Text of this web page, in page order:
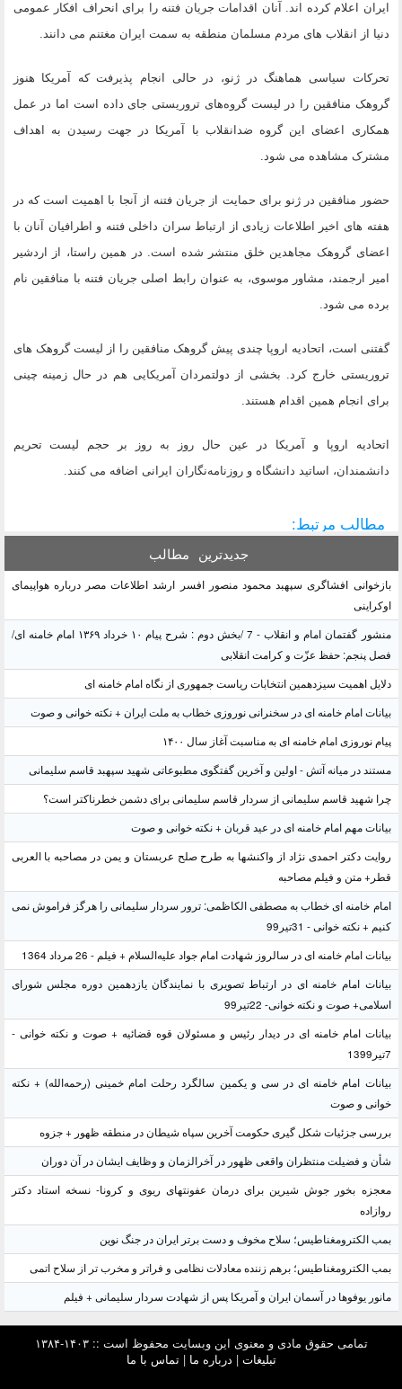
ایران اعلام کرده اند. آنان اقدامات جریان فتنه را برای انحراف افکار عمومی
دنیا از انقلاب های مردم مسلمان منطقه به سمت ایران مغتنم می دانند.
تحرکات سیاسی هماهنگ در ژنو، در حالی انجام پذیرفت که آمریکا هنوز
گروهک منافقین را در لیست گروه‌های تروریستی جای داده است اما در عمل
همکاری اعضای این گروه ضدانقلاب با آمریکا در جهت رسیدن به اهداف
مشترک مشاهده می شود.
حضور منافقین در ژنو برای حمایت از جریان فتنه از آنجا با اهمیت است که در
هفته های اخیر اطلاعات زیادی از ارتباط سران داخلی فتنه و اطرافیان آنان با
اعضای گروهک مجاهدین خلق منتشر شده است. در همین راستا، از اردشیر
امیر ارجمند، مشاور موسوی، به عنوان رابط اصلی جریان فتنه با منافقین نام
برده می شود.
گفتنی است، اتحادیه اروپا چندی پیش گروهک منافقین را از لیست گروهک های
تروریستی خارج کرد. بخشی از دولتمردان آمریکایی هم در حال زمینه چینی
برای انجام همین اقدام هستند.
اتحادیه اروپا و آمریکا در عین حال روز به روز بر حجم لیست تحریم
دانشمندان، اساتید دانشگاه و روزنامه‌نگاران ایرانی اضافه می کنند.
مطالب مرتبط:
جدیدترین مطالب
بازخوانی افشاگری سپهبد محمود منصور افسر ارشد اطلاعات مصر درباره هواپیمای
اوکراینی
منشور گفتمان امام و انقلاب - 7 /بخش دوم : شرح پیام ۱۰ خرداد ۱۳۶۹ امام خامنه ای/
فصل پنجم: حفظ عزّت و کرامت انقلابی
دلایل اهمیت سیزدهمین انتخابات ریاست جمهوری از نگاه امام خامنه ای
بیانات امام خامنه ای در سخنرانی نوروزی خطاب به ملت ایران + نکته خوانی و صوت
پیام نوروزی امام خامنه ای به مناسبت آغاز سال ۱۴۰۰
مستند در میانه آتش - اولین و آخرین گفتگوی مطبوعاتی شهید سپهبد قاسم سلیمانی
چرا شهید قاسم سلیمانی از سردار قاسم سلیمانی برای دشمن خطرناکتر است؟
بیانات مهم امام خامنه ای در عید قربان + نکته خوانی و صوت
روایت دکتر احمدی نژاد از واکنشها به طرح صلح عربستان و یمن در مصاحبه با العربی
قطر+ متن و فیلم مصاحبه
امام خامنه ای خطاب به مصطفی الکاظمی: ترور سردار سلیمانی را هرگز فراموش نمی
کنیم + نکته خوانی - 31تیر99
بیانات امام خامنه ای در سالروز شهادت امام جواد علیه‌السلام + فیلم - 26 مرداد 1364
بیانات امام خامنه ای در ارتباط تصویری با نمایندگان یازدهمین دوره مجلس شورای
اسلامی+ صوت و نکته خوانی- 22تیر99
بیانات امام خامنه ای در دیدار رئیس و مسئولان قوه قضائیه + صوت و نکته خوانی -
7تیر1399
بیانات امام خامنه ای در سی و یکمین سالگرد رحلت امام خمینی (رحمه‌الله) + نکته
خوانی و صوت
بررسی جزئیات شکل گیری حکومت آخرین سپاه شیطان در منطقه ظهور + جزوه
شأن و فضیلت منتظران واقعی ظهور در آخرالزمان و وظایف ایشان در آن دوران
معجزه بخور جوش شیرین برای درمان عفونتهای ریوی و کرونا- نسخه استاد دکتر
روازاده
بمب الکترومغناطیس؛ سلاح مخوف و دست برتر ایران در جنگ نوین
بمب الکترومغناطیس؛ برهم زننده معادلات نظامی و فراتر و مخرب تر از سلاح اتمی
مانور یوفوها در آسمان ایران و آمریکا پس از شهادت سردار سلیمانی + فیلم
تمامی حقوق مادی و معنوی این وبسایت محفوظ است :: ۱۴۰۳-۱۳۸۴
تبلیغات | درباره ما |تماس با ما